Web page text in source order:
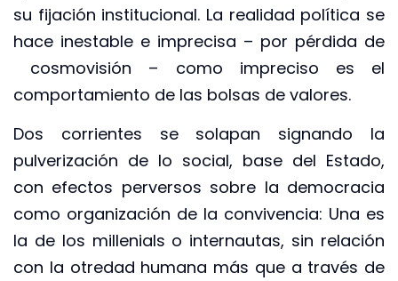
su fijación institucional. La realidad política se
hace inestable e imprecisa – por pérdida de
cosmovisión – como impreciso es el
comportamiento de las bolsas de valores.
Dos corrientes se solapan signando la
pulverización de lo social, base del Estado,
con efectos perversos sobre la democracia
como organización de la convivencia: Una es
la de los millenials o internautas, sin relación
con la otredad humana más que a través de